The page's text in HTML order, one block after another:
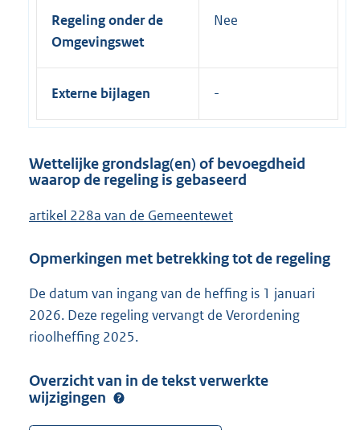
Regeling onder de
Omgevingswet
Nee
Externe bijlagen
Wettelijke grondslag(en) of bevoegdheid
waarop de regeling is gebaseerd
artikel 228a van de Gemeentewet
Opmerkingen met betrekking tot de regeling
De datum van ingang van de heffing is 1 januari
2026. Deze regeling vervangt de Verordening
rioolheffing 2025.
Overzicht van in de tekst verwerkte
wijzigingen